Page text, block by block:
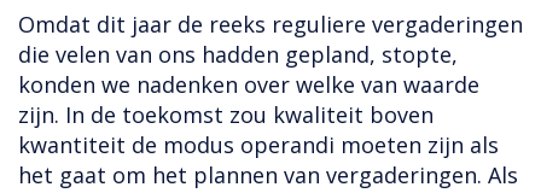
Omdat dit jaar de reeks reguliere vergaderingen
die velen van ons hadden gepland, stopte,
konden we nadenken over welke van waarde
zijn. In de toekomst zou kwaliteit boven
kwantiteit de modus operandi moeten zijn als
het gaat om het plannen van vergaderingen. Als